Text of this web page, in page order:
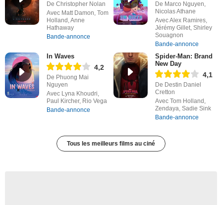
De Christopher Nolan
Avec Matt Damon, Tom
Holland, Anne
Hathaway
Bande-annonce
De Marco Nguyen,
Nicolas Athane
Avec Alex Ramires,
Jérémy Gillet, Shirley
Souagnon
Bande-annonce
In Waves
4,2
De Phuong Mai
Nguyen
Avec Lyna Khoudri,
Paul Kircher, Rio Vega
Bande-annonce
Spider-Man: Brand
New Day
4,1
De Destin Daniel
Cretton
Avec Tom Holland,
Zendaya, Sadie Sink
Bande-annonce
Tous les meilleurs films au ciné